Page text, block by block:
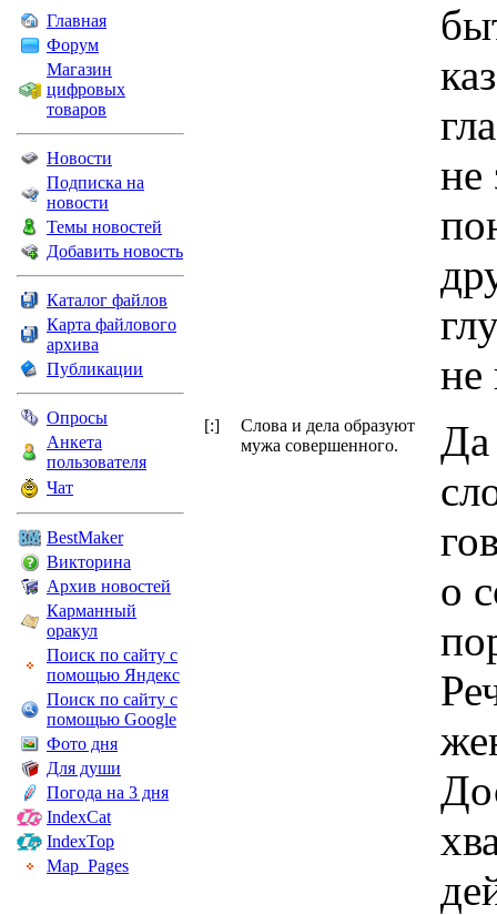
Главная
Форум
Магазин
цифровых
товаров
Новости
Подписка на
новости
Темы новостей
Добавить новость
Каталог файлов
Карта файлового
архива
Публикации
Опросы
Анкета
пользователя
Чат
BestMaker
Викторина
Архив новостей
Карманный
оракул
Поиск по сайту с
помощью Яндекс
Поиск по сайту с
помощью Google
Фото дня
Для души
Погода на 3 дня
IndexCat
IndexTop
Map_Pages
не
не
[:]
Слова и дела образуют
мужа совершенного.
Да
о